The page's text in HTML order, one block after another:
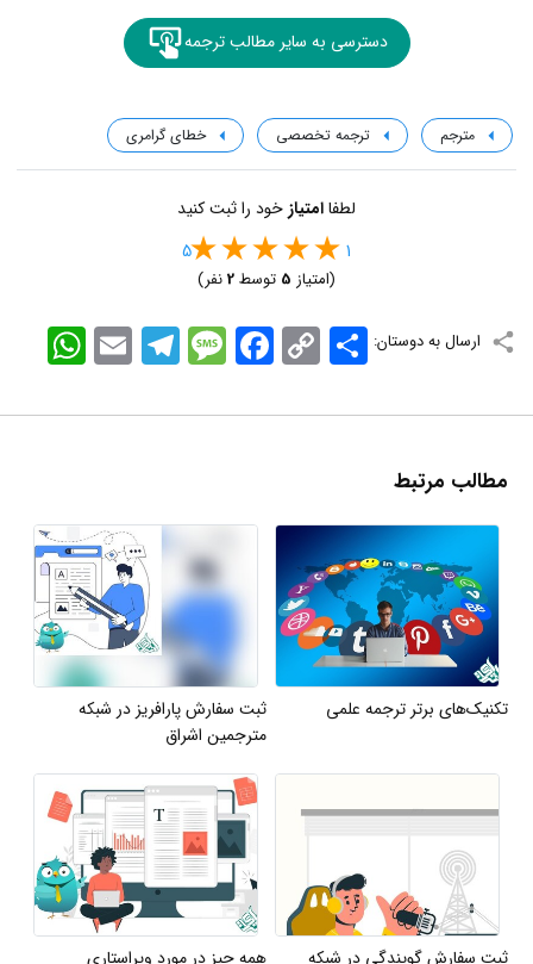
دسترسی به سایر مطالب ترجمه
مترجم ترجمه تخصصی خطای گرامری
لطفاامتیازخود را ثبت کنید
1
5
(امتیاز 5 توسط2نفر)
ارسال به دوستان: WhatsApp EmailTelegramMessageFacebook Copy
Link
اشتراک
مطالب مرتبط
تکنیک‌های برتر ترجمه علمی
ثبت سفارش پارافریز در شبکه
مترجمین اشراق
ثبت سفارش گویندگی در شبکه
همه چیز در مورد ویراستاری